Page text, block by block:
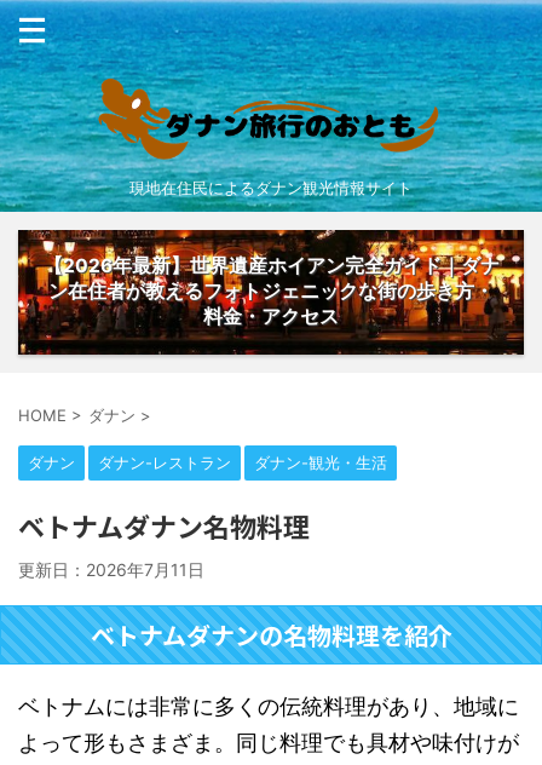
現地在住民によるダナン観光情報サイト
【2026年最新】世界遺産ホイアン完全ガイド｜ダナ
ン在住者が教えるフォトジェニックな街の歩き方・
料金・アクセス
HOME > ダナン >
ダナン ダナン-レストラン ダナン-観光・生活
ベトナムダナン名物料理
更新日： 2026年7月11日
ベトナムダナンの名物料理を紹介
ベトナムには非常に多くの伝統料理があり、地域に
よって形もさまざま。同じ料理でも具材や味付けが